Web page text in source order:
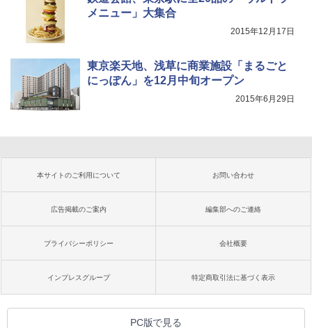
メニュー」大集合
2015年12月17日
東京楽天地、浅草に商業施設「まるごと
にっぽん」を12月中旬オープン
2015年6月29日
本サイトのご利用について お問い合わせ
広告掲載のご案内 編集部へのご連絡
プライバシーポリシー 会社概要
インプレスグループ 特定商取引法に基づく表示
PC版で見る